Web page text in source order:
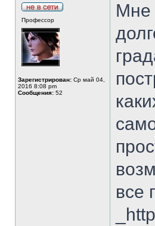
Профессор
Зарегистрирован: Ср май 04,
2016 8:08 pm
Сообщения: 52
Мне
все